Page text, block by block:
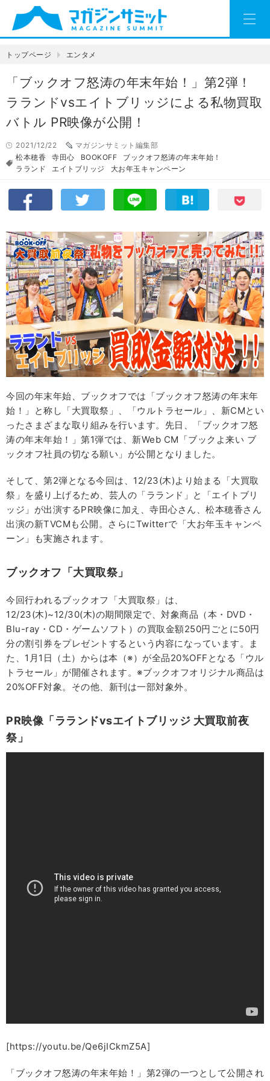
トップページ エンタメ
「ブックオフ怒涛の年末年始！」第2弾！
ラランドvsエイトブリッジによる私物買取
バトル PR映像が公開！
2021/12/22
マガジンサミット編集部
松本穂香
寺田心 BOOKOFF
ブックオフ怒涛の年末年始！
ラランド
エイトブリッジ 大お年玉キャンペーン
今回の年末年始、ブックオフでは「ブックオフ怒涛の年末年
始！」と称し「大買取祭」、「ウルトラセール」、新CMとい
ったさまざまな取り組みを行います。先日、「ブックオフ怒
涛の年末年始！」第1弾では、新Web CM「ブックよ来い ブ
ックオフ社員の切なる願い」が公開となりました。
そして、第2弾となる今回は、12/23(木)より始まる「大買取
祭」を盛り上げるため、芸人の「ラランド」と「エイトブリ
ッジ」が出演するPR映像に加え、寺田心さん、松本穂香さん
出演の新TVCMも公開。さらにTwitterで「大お年玉キャンペ
ーン」も実施されます。
ブックオフ「大買取祭」
今回行われるブックオフ「大買取祭」は、
12/23(木)~12/30(木)の期間限定で、対象商品（本・DVD・
Blu-ray・CD・ゲームソフト）の買取金額250円ごとに50円
分の割引券をプレゼントするという内容になっています。ま
た、1月1日（土）からは本（※）が全品20%OFFとなる「ウル
トラセール」が開催されます。※ブックオフオリジナル商品は
20%OFF対象。その他、新刊は一部対象外。
PR映像「ラランドvsエイトブリッジ 大買取前夜
祭」
[https://youtu.be/Qe6jICkmZ5A]
「ブックオフ怒涛の年末年始！」第2弾の一つとして公開され